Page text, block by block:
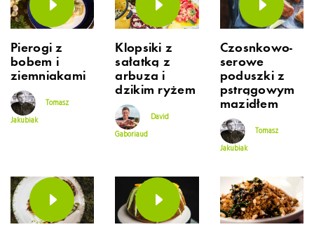
Pierogi z
bobem i
ziemniakami
Tomasz
Jakubiak
Klopsiki z
sałatką z
arbuza i
dzikim ryżem
David
Gaboriaud
Czosnkowo-
serowe
poduszki z
pstrągowym
mazidłem
Tomasz
Jakubiak